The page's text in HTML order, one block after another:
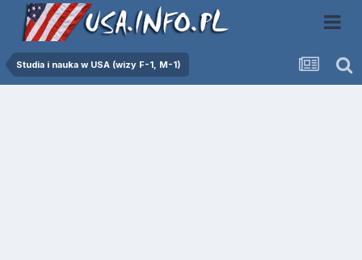
Studia i nauka w USA (wizy F-1, M-1)